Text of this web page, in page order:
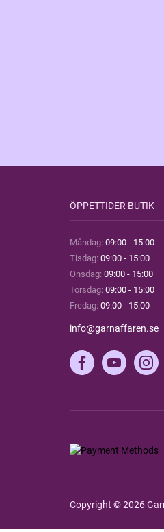
ÖPPETTIDER BUTIK
Måndag: 09:00 - 15:00
Tisdag: 09:00 - 15:00
Onsdag: 09:00 - 15:00
Torsdag: 09:00 - 15:00
Fredag: 09:00 - 15:00
info@garnaffaren.se
Copyright © 2026